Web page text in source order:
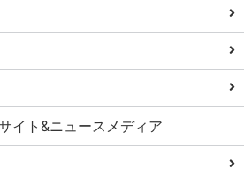
イト&ニュースメディア